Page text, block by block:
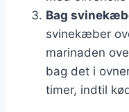
Bag
svinekæber
marinaden
bag det i
timer, indtil